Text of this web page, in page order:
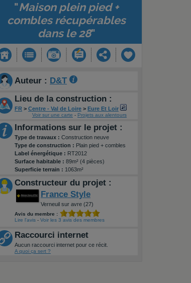
"Maison plein pied +
combles récupérables
dans le 28"
Auteur : D&T
Lieu de la construction :
FR > Centre - Val de Loire > Eure Et Loir
Voir sur une carte - Projets aux alentours
Informations sur le projet :
Type de travaux : Construction neuve
Type de construction : Plain pied + combles
Label énergétique : RT2012
Surface habitable : 89m² (4 pièces)
Superficie terrain : 1063m²
Constructeur du projet :
France Style
Verneuil sur avre (27)
Avis du membre :
Lire l'avis - Voir les 3 avis des membres
Raccourci internet
Aucun raccourci internet pour ce récit.
A quoi ça sert ?